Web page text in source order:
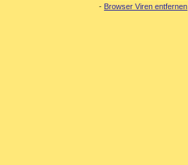
- Browser Viren entfernen